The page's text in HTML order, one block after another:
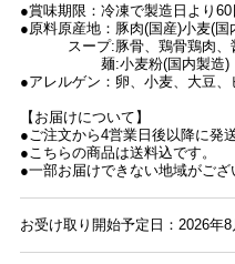
●賞味期限：冷凍で製造日より60
●原料原産地：豚肉(国産)小麦(国
スープ:豚骨、鶏骨鶏肉、醤
麺:小麦粉(国内製造)
●アレルゲン：卵、小麦、大豆、
【お届けについて】
●ご注文から4営業日後以降に発
●こちらの商品は送料込です。
●一部お届けできない地域が
お受け取り開始予定日：2026年